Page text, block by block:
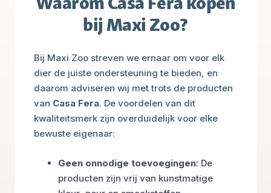
bij Maxi Zoo?
Bij Maxi Zoo streven we ernaar om voor elk
dier de juiste ondersteuning te bieden, en
daarom adviseren wij met trots de producten
van Casa Fera. De voordelen van dit
kwaliteitsmerk zijn overduidelijk voor elke
bewuste eigenaar:
Geen onnodige toevoegingen: De
producten zijn vrij van kunstmatige